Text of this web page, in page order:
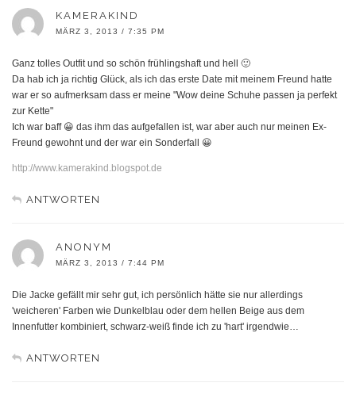
KAMERAKIND
MÄRZ 3, 2013 / 7:35 PM
Ganz tolles Outfit und so schön frühlingshaft und hell 🙂
Da hab ich ja richtig Glück, als ich das erste Date mit meinem Freund hatte
war er so aufmerksam dass er meine "Wow deine Schuhe passen ja perfekt
zur Kette"
Ich war baff 😀 das ihm das aufgefallen ist, war aber auch nur meinen Ex-
Freund gewohnt und der war ein Sonderfall 😀
http://www.kamerakind.blogspot.de
ANTWORTEN
ANONYM
MÄRZ 3, 2013 / 7:44 PM
Die Jacke gefällt mir sehr gut, ich persönlich hätte sie nur allerdings
'weicheren' Farben wie Dunkelblau oder dem hellen Beige aus dem
Innenfutter kombiniert, schwarz-weiß finde ich zu 'hart' irgendwie…
ANTWORTEN